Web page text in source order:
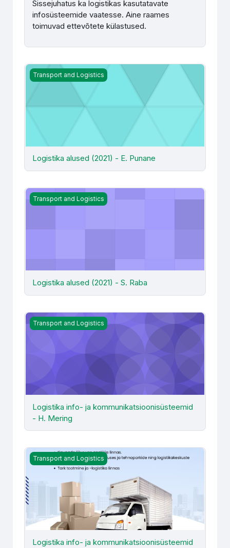
Sissejuhatus ka logistikas kasutatavate
infosüsteemide vaatesse. Aine raames
toimuvad ettevõtete külastused.
Logistika alused (2021) - E. Punane
Transport and Logistics
Logistika alused (2021) - E. Punane
Logistika alused (2021) - S. Raba
Transport and Logistics
Logistika alused (2021) - S. Raba
Logistika info- ja kommunikatsioonisüsteemid - H.
Transport and Logistics
Logistika info- ja kommunikatsioonisüsteemid
- H. Mering
Logistika info- ja kommunikatsioonisüsteemid H. Mering
Transport and Logistics
Logistika info- ja kommunikatsioonisüsteemid